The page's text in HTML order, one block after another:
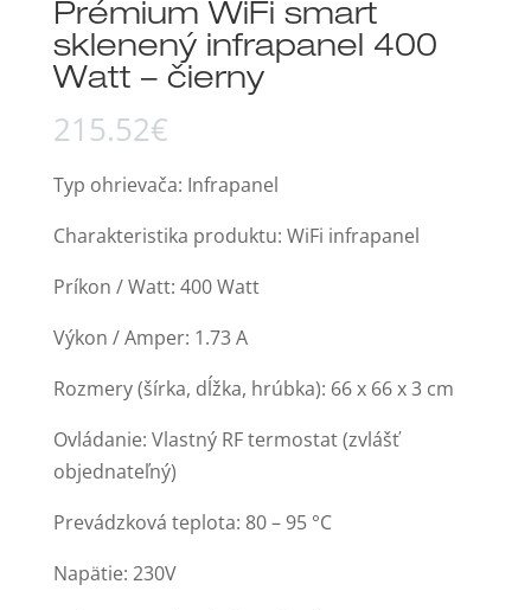
Prémium WiFi smart
sklenený infrapanel 400
Watt – čierny
215.52€
Typ ohrievača: Infrapanel
Charakteristika produktu: WiFi infrapanel
Príkon / Watt: 400 Watt
Výkon / Amper: 1.73 A
Rozmery (šírka, dĺžka, hrúbka): 66 x 66 x 3 cm
Ovládanie: Vlastný RF termostat (zvlášť
objednateľný)
Prevádzková teplota: 80 – 95 °C
Napätie: 230V